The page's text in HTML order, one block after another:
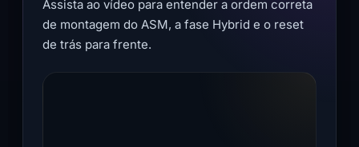
Assista ao vídeo para entender a ordem correta
de montagem do ASM, a fase Hybrid e o reset
de trás para frente.